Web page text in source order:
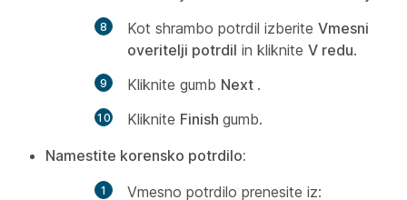
Kot shrambo potrdil izberite Vmesni
overitelji potrdil in kliknite V redu.
Kliknite gumb Next .
Kliknite Finish gumb.
Namestite korensko potrdilo:
Vmesno potrdilo prenesite iz: